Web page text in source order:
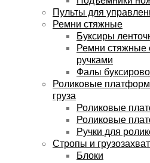
Пульты для
Ремни стяжные
Буксиры
Ремни стяжные
ручками
Фалы
Роликовые
груза
Роликовые
Роликовые
Ручки для
Стропы и
Блоки